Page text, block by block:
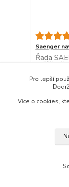
Saenger
Řada
naší řadě
odolného
navijáku
se dá
Pro lepší
Více o cookies,